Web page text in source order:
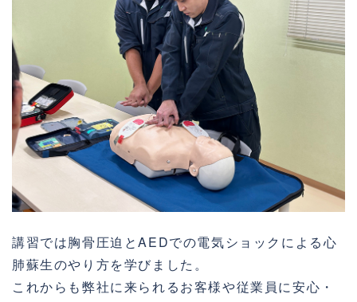
講習では胸骨圧迫とAEDでの電気ショックによる心
肺蘇生のやり方を学びました。
これからも弊社に来られるお客様や従業員に安心・